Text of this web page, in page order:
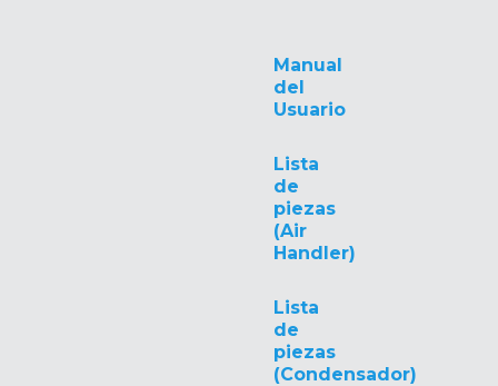
Manual
del
Usuario
Lista
de
piezas
(Air
Handler)
Lista
de
piezas
(Condensador)